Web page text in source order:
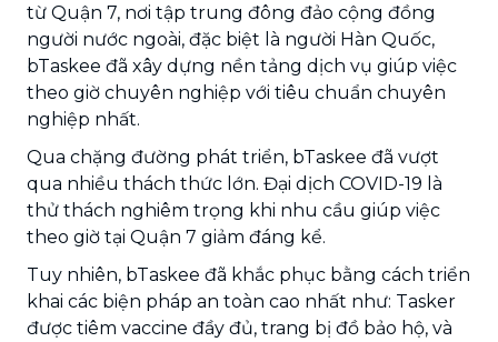
từ Quận 7, nơi tập trung đông đảo cộng đồng
người nước ngoài, đặc biệt là người Hàn Quốc,
bTaskee đã xây dựng nền tảng dịch vụ giúp việc
theo giờ chuyên nghiệp với tiêu chuẩn chuyên
nghiệp nhất.
Qua chặng đường phát triển, bTaskee đã vượt
qua nhiều thách thức lớn. Đại dịch COVID-19 là
thử thách nghiêm trọng khi nhu cầu giúp việc
theo giờ tại Quận 7 giảm đáng kể.
Tuy nhiên, bTaskee đã khắc phục bằng cách triển
khai các biện pháp an toàn cao nhất như: Tasker
được tiêm vaccine đầy đủ, trang bị đồ bảo hộ, và